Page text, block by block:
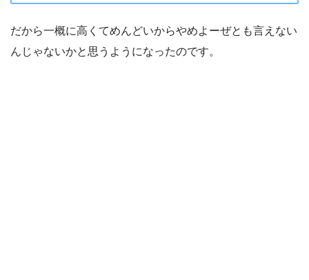
だから一概に高くてめんどいからやめよーぜとも言えない
んじゃないかと思うようになったのです。